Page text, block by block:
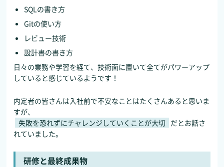
SQLの書き方
Gitの使い方
レビュー技術
設計書の書き方
日々の業務や学習を経て、技術面に置いて全てがパワーアップ
していると感じているようです！
内定者の皆さんは入社前で不安なことはたくさんあると思いま
すが、
失敗を恐れずにチャレンジしていくことが大切 だとお話さ
れていました。
研修と最終成果物